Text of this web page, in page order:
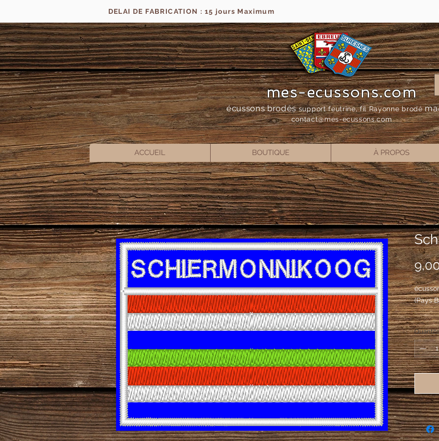
DELAI DE FABRICATION : 15 jours Maximum
mes-ecussons.com
écussons brodés support feutrine, fil Rayonne brodéma
contact@mes-ecussons.com
ACCUEIL BOUTIQUE À PROPOS
(Pays